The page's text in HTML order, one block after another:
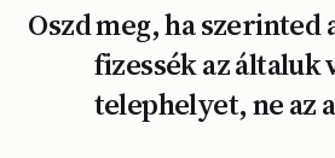
Oszd meg, ha szerinted
fizessék az általuk
telephelyet, ne az